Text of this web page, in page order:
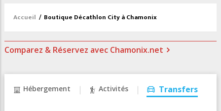
Craft ouvre un nouveau magasin de course
Accueil / Boutique Décathlon City à Chamonix
Comparez & Réservez avec Chamonix.net
Hébergement Activités Transfers